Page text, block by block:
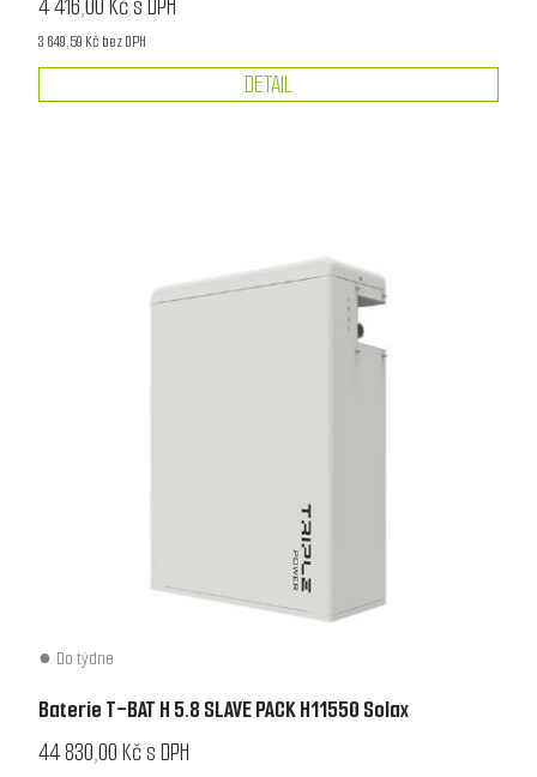
3 649,59 Kč bez DPH
DETAIL
Do týdne
Baterie T-BAT H 5.8 SLAVE PACK H11550 Solax
44 830,00 Kč s DPH